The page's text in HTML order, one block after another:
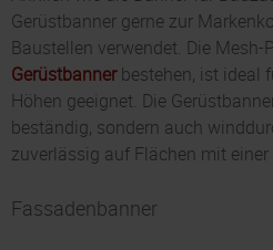
Gerüstbanner gerne zur
Baustellen verwendet. Die Mesh-
Gerüstbannerbestehen, ist ideal
Höhen geeignet. Die
beständig, sondern auch
zuverlässig auf Flächen mit
Fassadenbanner